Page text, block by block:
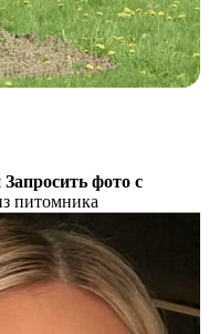
Запросить фото с
питомника